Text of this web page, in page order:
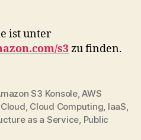
ist unter
s3zu finden.
S3 Konsole,AWS
Cloud, Cloud Computing, IaaS,
as a Service, Public